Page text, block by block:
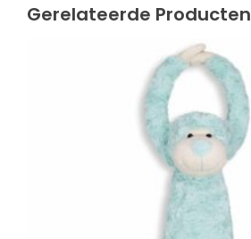
Gerelateerde Producten